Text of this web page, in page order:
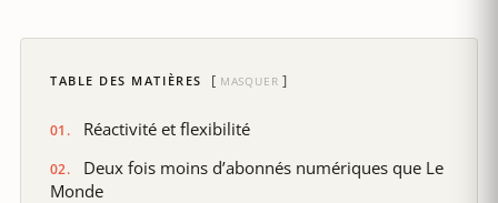
TABLE DES MATIÈRES MASQUER
Réactivité et flexibilité
Deux fois moins d’abonnés numériques que Le
Monde